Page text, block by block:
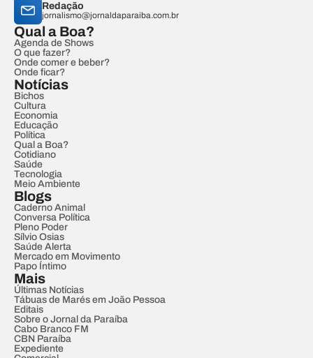
Redação
jornalismo@jornaldaparaiba.com.br
Qual a Boa?
Agenda de Shows
O que fazer?
Onde comer e beber?
Onde ficar?
Notícias
Bichos
Cultura
Economia
Educação
Política
Qual a Boa?
Cotidiano
Saúde
Tecnologia
Meio Ambiente
Blogs
Caderno Animal
Conversa Política
Pleno Poder
Sílvio Osias
Saúde Alerta
Mercado em Movimento
Papo Íntimo
Mais
Últimas Notícias
Tábuas de Marés em João Pessoa
Editais
Sobre o Jornal da Paraíba
Cabo Branco FM
CBN Paraíba
Expediente